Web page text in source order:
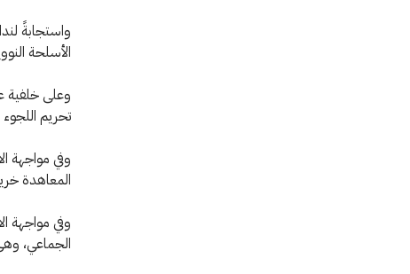
واستجابةً
الأسلحة
وعلى خلفية
تحريم
وفي مواجهة
المعاهدة
وفي مواجهة
الجماعي، وهي